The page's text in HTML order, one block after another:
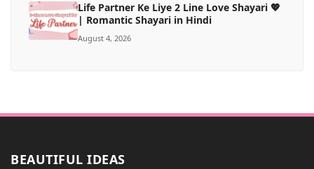
Life Partner Ke Liye 2 Line Love Shayari 💖
| Romantic Shayari in Hindi
August 4, 2026
BEAUTIFUL IDEAS